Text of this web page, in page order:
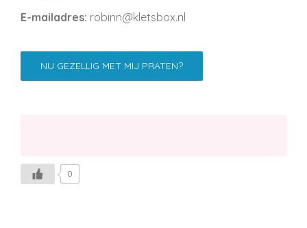
E-mailadres: robinn@kletsbox.nl
NU GEZELLIG MET MIJ PRATEN?
0